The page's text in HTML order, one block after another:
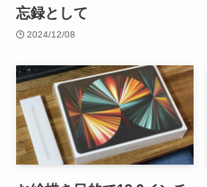
忘録として
2024/12/08